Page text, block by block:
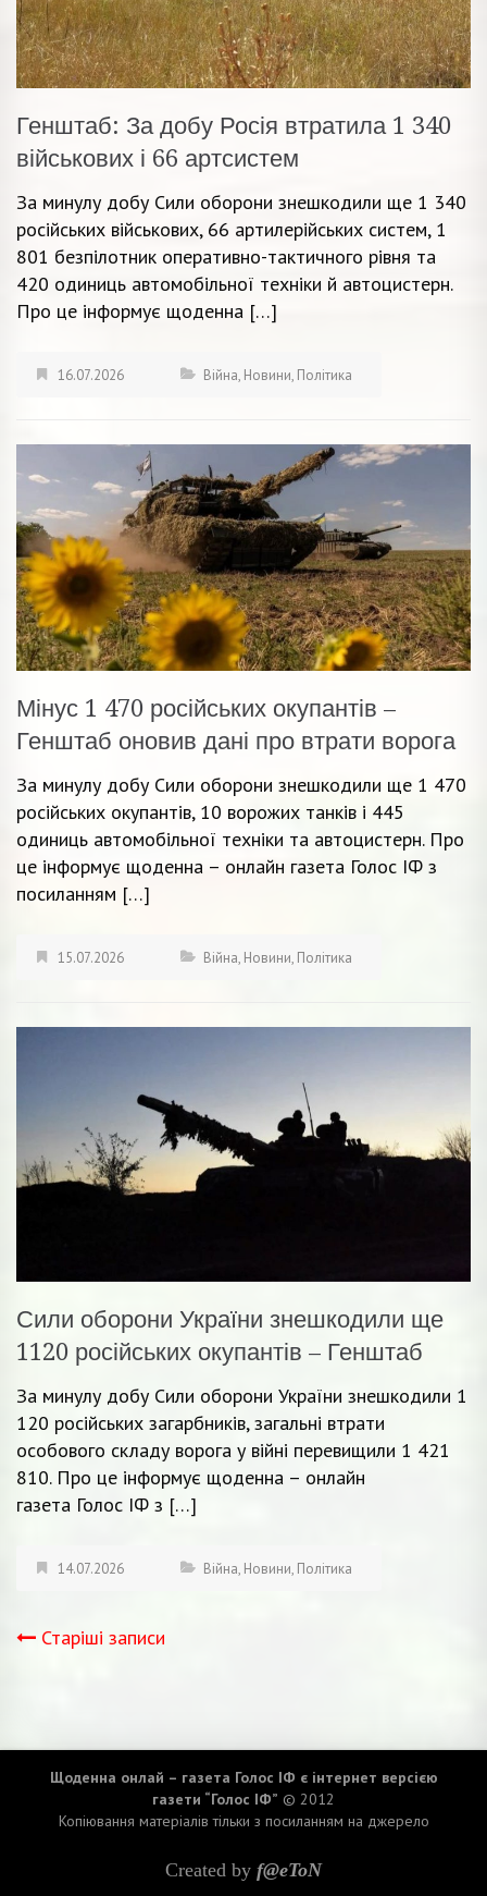
Генштаб: За добу Росія втратила 1 340
військових і 66 артсистем
За минулу добу Сили оборони знешкодили ще 1 340
російських військових, 66 артилерійських систем, 1
801 безпілотник оперативно-тактичного рівня та
420 одиниць автомобільної техніки й автоцистерн.
Про це інформує щоденна […]
16.07.2026 Війна, Новини, Політика
Мінус 1 470 російських окупантів –
Генштаб оновив дані про втрати ворога
За минулу добу Сили оборони знешкодили ще 1 470
російських окупантів, 10 ворожих танків і 445
одиниць автомобільної техніки та автоцистерн. Про
це інформує щоденна – онлайн газета Голос ІФ з
посиланням […]
15.07.2026 Війна, Новини, Політика
Сили оборони України знешкодили ще
1120 російських окупантів – Генштаб
За минулу добу Сили оборони України знешкодили 1
120 російських загарбників, загальні втрати
особового складу ворога у війні перевищили 1 421
810. Про це інформує щоденна – онлайн
газета Голос ІФ з […]
14.07.2026 Війна, Новини, Політика
Навігація
Старіші записи
Щоденна онлай – газета Голос ІФ є інтернет версією
газети “Голос ІФ” © 2012
Копіювання матеріалів тільки з посиланням на джерело
Created by f@eToN